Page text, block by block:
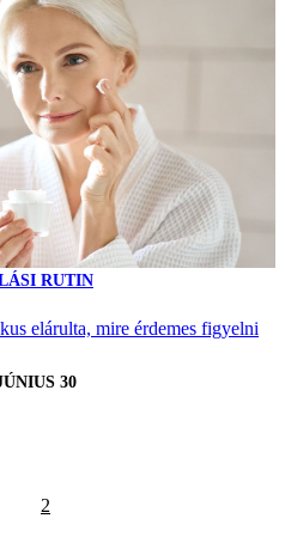
RUTIN
elárulta, mire érdemes figyelni
30
2